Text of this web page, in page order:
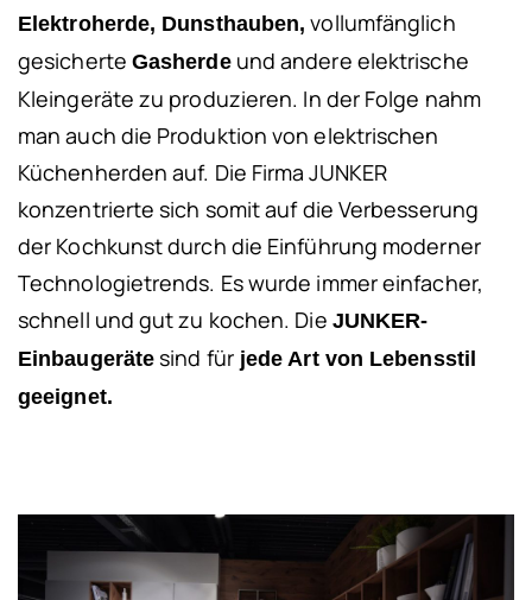
Elektroherde, Dunsthauben, vollumfänglich
gesicherte Gasherdeund andere elektrische
Kleingeräte zu produzieren. In der Folge nahm
man auch die Produktion von elektrischen
Küchenherden auf. Die Firma JUNKER
konzentrierte sich somit auf die Verbesserung
der Kochkunst durch die Einführung moderner
Technologietrends. Es wurde immer einfacher,
schnell und gut zu kochen. Die JUNKER-
Einbaugeräte sind fürjede Art von Lebensstil
geeignet.